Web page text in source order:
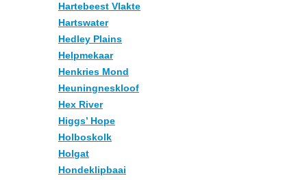
Hartebeest Vlakte
Hartswater
Hedley Plains
Helpmekaar
Henkries Mond
Heuningneskloof
Hex River
Higgs’ Hope
Holboskolk
Holgat
Hondeklipbaai